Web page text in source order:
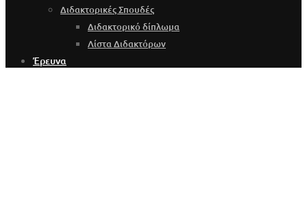
Διδακτορικές Σπουδές
Διδακτορικό δίπλωμα
Λίστα Διδακτόρων
Έρευνα